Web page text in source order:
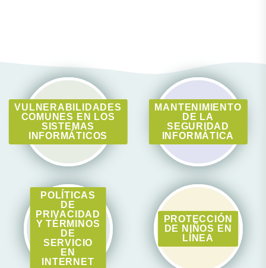
VULNERABILIDADES
COMUNES EN LOS
SISTEMAS
INFORMÁTICOS
MANTENIMIENTO
DE LA
SEGURIDAD
INFORMÁTICA
POLÍTICAS
DE
PRIVACIDAD
Y TÉRMINOS
DE
SERVICIO
EN
INTERNET
PROTECCIÓN
DE NIÑOS EN
LÍNEA